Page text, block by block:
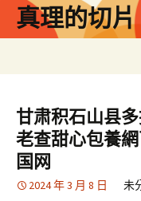
真理的切片
甘肃积石山县
老查甜心包養
国网
2024 年 3 月 8 日 未